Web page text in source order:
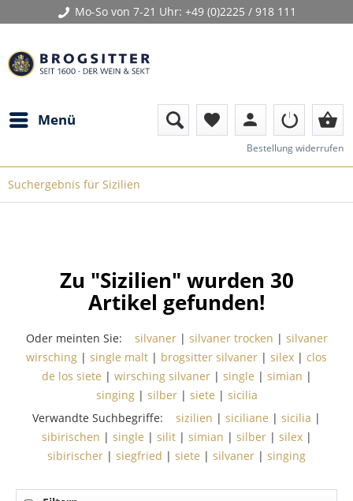
Mo-So von 7-21 Uhr: +49 (0)2225 / 918 111
Menü favorite person shopping_basket
Bestellung widerrufen
Suchergebnis für Sizilien
Zu "Sizilien" wurden 30
Artikel gefunden!
Oder meinten Sie: silvaner| silvaner trocken | silvaner
wirsching | single malt | brogsitter silvaner | silex | clos
de los siete | wirsching silvaner| single | simian |
singing| silber| siete | sicilia
Verwandte Suchbegriffe:
sizilien | siciliane | sicilia |
sibirischen | single | silit| simian | silber| silex|
sibirischer | siegfried | siete | silvaner | singing